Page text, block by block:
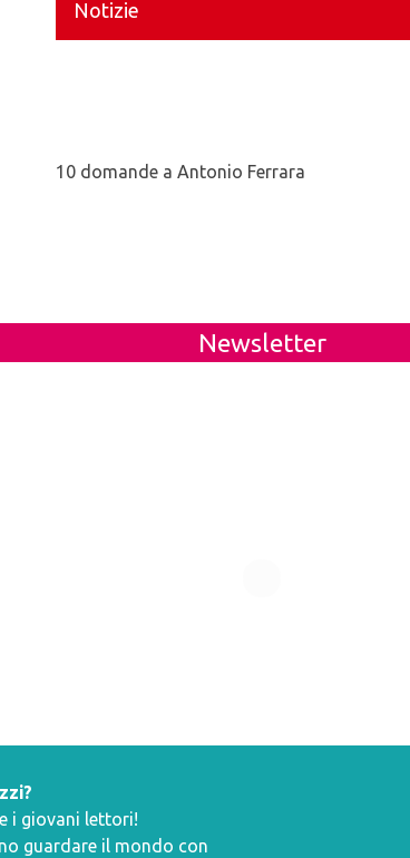
Notizie
10 domande a Antonio Ferrara
Newsletter
i giovani lettori!
guardare il mondo con